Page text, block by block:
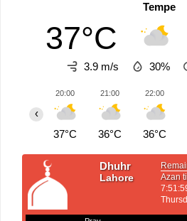
Tempe
37°C
3.9 m/s 30%
20:00
37°C
21:00
36°C
22:00
36°C
‹